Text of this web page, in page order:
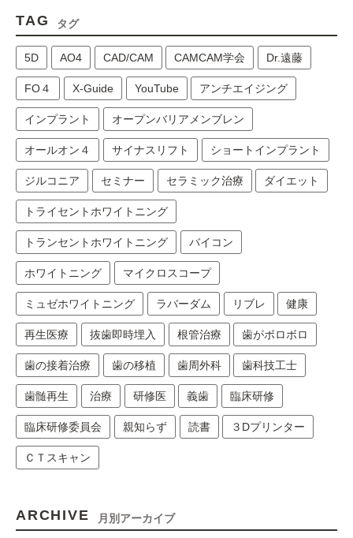
TAG タグ
5D AO4 CAD/CAM CAMCAM学会 Dr.遠藤
FO４ X-Guide YouTube アンチエイジング
インプラント オープンバリアメンブレン
オールオン４ サイナスリフト ショートインプラント
ジルコニア セミナー セラミック治療 ダイエット
トライセントホワイトニング
トランセントホワイトニング バイコン
ホワイトニング マイクロスコープ
ミュゼホワイトニング ラバーダム リブレ 健康
再生医療 抜歯即時埋入 根管治療 歯がボロボロ
歯の接着治療 歯の移植 歯周外科 歯科技工士
歯髄再生 治療 研修医 義歯 臨床研修
臨床研修委員会 親知らず 読書 ３Dプリンター
ＣＴスキャン
ARCHIVE 月別アーカイブ